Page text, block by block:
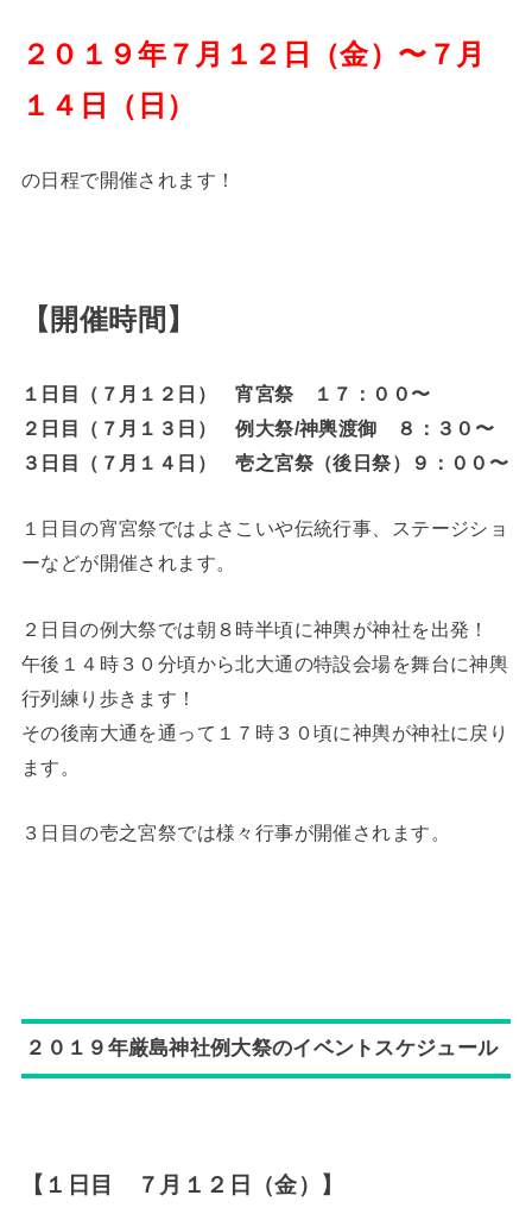
２０１９年７月１２日（金）〜７月
１４日（日）
の日程で開催されます！
【開催時間】
１日目（７月１２日） 宵宮祭 １７：００〜
２日目（７月１３日） 例大祭/神輿渡御 ８：３０〜
３日目（７月１４日） 壱之宮祭（後日祭）９：００〜
１日目の宵宮祭ではよさこいや伝統行事、ステージショ
ーなどが開催されます。
２日目の例大祭では朝８時半頃に神輿が神社を出発！
午後１４時３０分頃から北大通の特設会場を舞台に神輿
行列練り歩きます！
その後南大通を通って１７時３０頃に神輿が神社に戻り
ます。
３日目の壱之宮祭では様々行事が開催されます。
２０１９年厳島神社例大祭のイベントスケジュール
【１日目 ７月１２日（金）】